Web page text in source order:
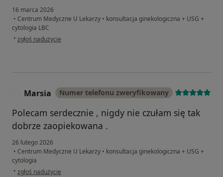
16 marca 2026
• Centrum Medyczne U Lekarzy • konsultacja ginekologiczna + USG +
cytologia LBC
• w opinii użytkownika IK
zgłoś nadużycie
Marsia Numer telefonu zweryfikowany
Polecam serdecznie , nigdy nie czułam się tak
dobrze zaopiekowana .
26 lutego 2026
• Centrum Medyczne U Lekarzy • konsultacja ginekologiczna + USG +
cytologia
• w opinii użytkownika Marsia
zgłoś nadużycie